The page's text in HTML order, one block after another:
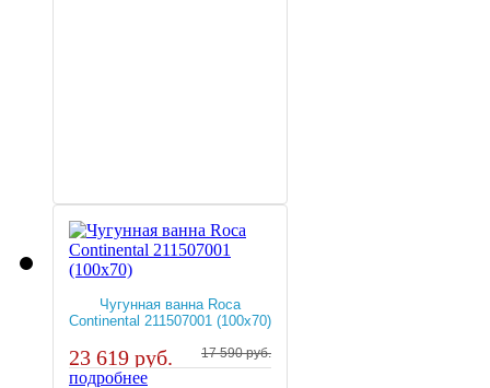
Чугунная ванна Roca
Continental 211507001 (100х70)
17 590 руб.
23 619 руб.
подробнее